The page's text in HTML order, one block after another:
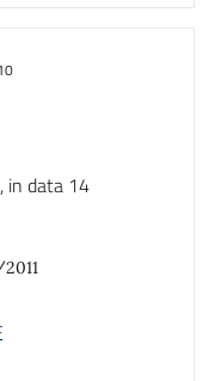
in data 14